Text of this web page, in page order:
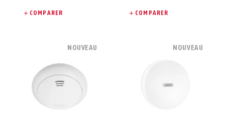
COMPARER COMPARER
NOUVEAU NOUVEAU